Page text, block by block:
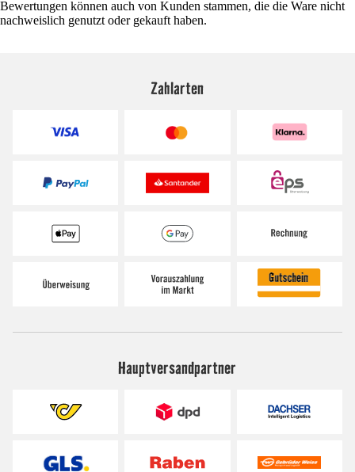
Bewertungen können auch von Kunden stammen, die die Ware nicht
nachweislich genutzt oder gekauft haben.
Zahlarten
Hauptversandpartner